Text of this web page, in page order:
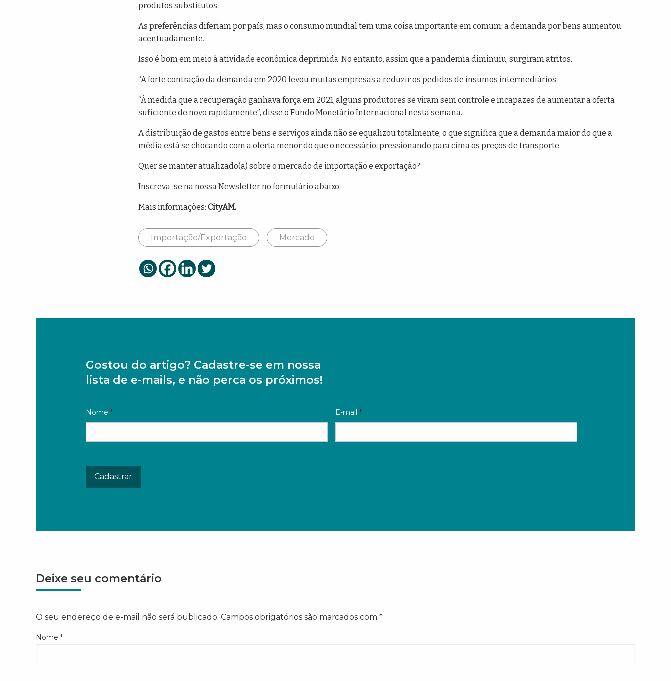
produtos substitutos.
As preferências diferiam por país, mas o consumo mundial tem uma coisa importante em comum: a demanda por bens aumentou
acentuadamente.
Isso é bom em meio à atividade econômica deprimida. No entanto, assim que a pandemia diminuiu, surgiram atritos.
“A forte contração da demanda em 2020 levou muitas empresas a reduzir os pedidos de insumos intermediários.
“À medida que a recuperação ganhava força em 2021, alguns produtores se viram sem controle e incapazes de aumentar a oferta
suficiente de novo rapidamente”, disse o Fundo Monetário Internacional nesta semana.
A distribuição de gastos entre bens e serviços ainda não se equalizou totalmente, o que significa que a demanda maior do que a
média está se chocando com a oferta menor do que o necessário, pressionando para cima os preços de transporte.
Quer se manter atualizado(a) sobre o mercado de importação e exportação?
Inscreva-se na nossa Newsletter no formulário abaixo.
Mais informações: CityAM.
Importação/Exportação Mercado
Gostou do artigo? Cadastre-se em nossa
lista de e-mails, e não perca os próximos!
Nome * E-mail *
Deixe seu comentário
O seu endereço de e-mail não será publicado. Campos obrigatórios são marcados com *
Nome *